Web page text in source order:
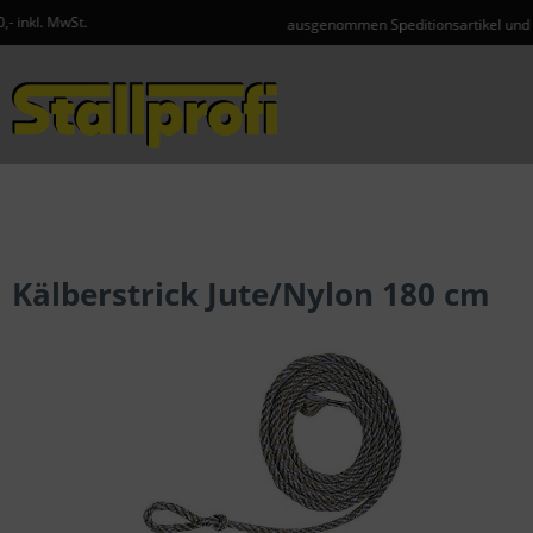
ausgenommen Speditionsartikel und Gefahrgut
Kälberstrick Jute/Nylon 180 cm